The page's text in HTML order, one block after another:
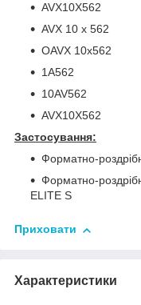
AVX10X562
AVX 10 x 562
OAVX 10х562
1A562
10AV562
AVX10X562
Застосування:
Форматно-
Форматно-
ELITE S
Приховати
Характеристики